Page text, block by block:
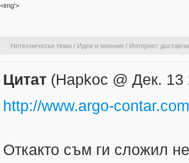
'>
Нетехнически теми/ Идеи и мнения / Интернет
Цитат(Hapkoc @ Дек. 13
http://www.argo-
Откакто съм ги сложил